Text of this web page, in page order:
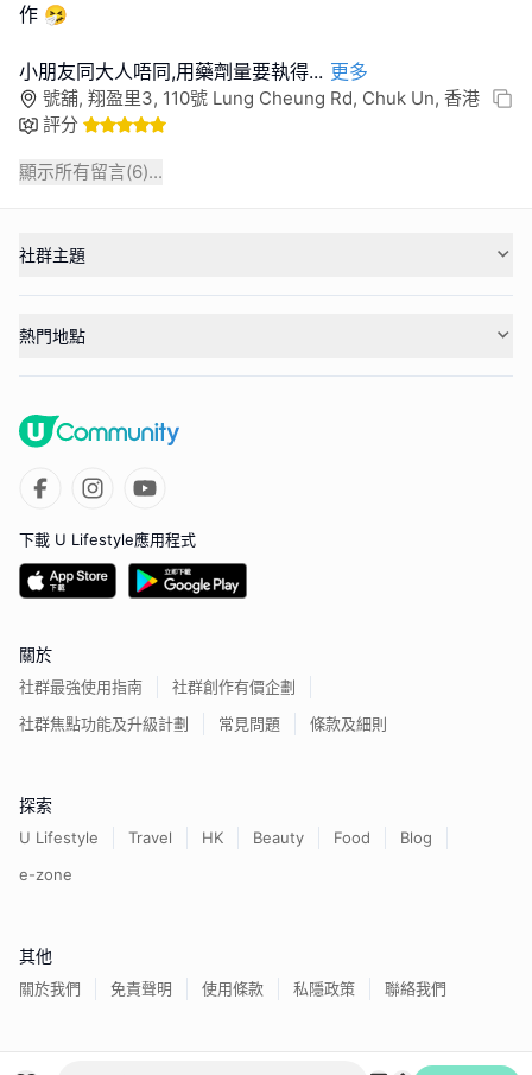
作 🤧
小朋友同大人唔同,用藥劑量要執得... 更多
號舖, 翔盈里3, 110號 Lung Cheung Rd, Chuk Un, 香港
評分
顯示所有留言(6)...
社群主題
熱門地點
下載 U Lifestyle應用程式
關於
社群最強使用指南
社群創作有價企劃
社群焦點功能及升級計劃
常見問題 條款及細則
探索
U Lifestyle Travel HK Beauty Food
Blog
e-zone
其他
關於我們 免責聲明 使用條款 私隱政策 聯絡我們